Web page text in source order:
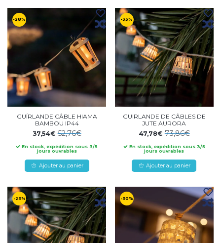
-28%
GUÍRLANDE CÂBLE HIAMA
BAMBOU IP44
37,54€52,76€
En stock, expédition sous 3/5
jours ouvrables
Ajouter au panier
-35%
GUIRLANDE DE CÂBLES DE
JUTE AURORA
47,78€73,86€
En stock, expédition sous 3/5
jours ouvrables
Ajouter au panier
-23% -30%